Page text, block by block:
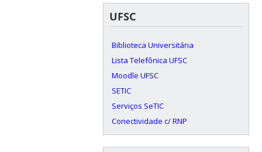
UFSC
Biblioteca Universitária
Lista Telefônica UFSC
Moodle UFSC
SETIC
Serviços SeTIC
Conectividade c/ RNP